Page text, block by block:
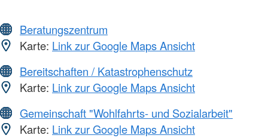
Beratungszentrum
Karte: Link zur Google Maps Ansicht
Bereitschaften / Katastrophenschutz
Karte: Link zur Google Maps Ansicht
Gemeinschaft "Wohlfahrts- und Sozialarbeit"
Karte: Link zur Google Maps Ansicht